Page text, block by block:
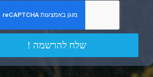
שלח להרשמה !